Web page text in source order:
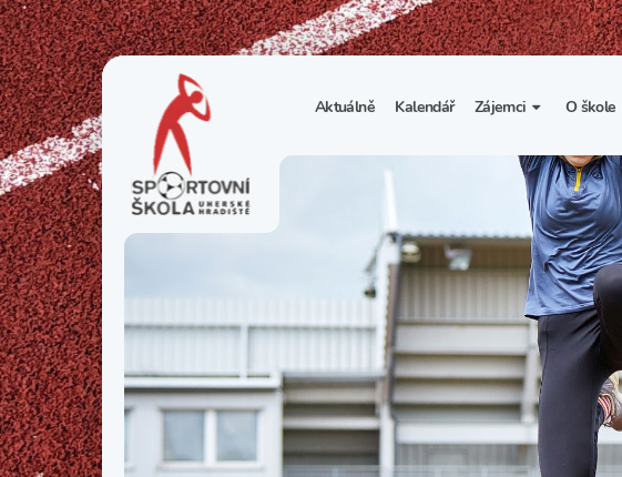
Aktuálně Kalendář Zájemci
1. třída
Sportovní třídy
Nesportovní třídy
O škole